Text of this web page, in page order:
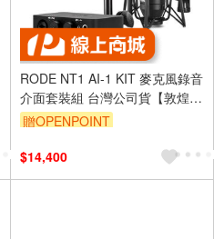
RODE NT1 AI-1 KIT 麥克風錄音
介面套裝組 台灣公司貨【敦煌樂
器】
贈OPENPOINT
$14,400